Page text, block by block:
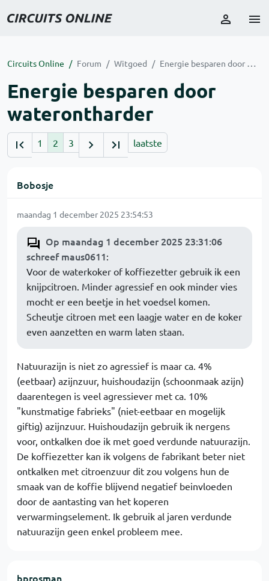
Circuits Online Forum Witgoed Energie besparen door waterontharder
Energie besparen door
waterontharder
1 2 3 laatste
Bobosje
maandag 1 december 2025 23:54:53
Op maandag 1 december 2025 23:31:06
schreef maus0611:
Voor de waterkoker of koffiezetter gebruik ik een
knijpcitroen. Minder agressief en ook minder vies
mocht er een beetje in het voedsel komen.
Scheutje citroen met een laagje water en de koker
even aanzetten en warm laten staan.
Natuurazijn is niet zo agressief is maar ca. 4%
(eetbaar) azijnzuur, huishoudazijn (schoonmaak azijn)
daarentegen is veel agressiever met ca. 10%
"kunstmatige fabrieks" (niet-eetbaar en mogelijk
giftig) azijnzuur. Huishoudazijn gebruik ik nergens
voor, ontkalken doe ik met goed verdunde natuurazijn.
De koffiezetter kan ik volgens de fabrikant beter niet
ontkalken met citroenzuur dit zou volgens hun de
smaak van de koffie blijvend negatief beinvloeden
door de aantasting van het koperen
verwarmingselement. Ik gebruik al jaren verdunde
natuurazijn geen enkel probleem mee.
bprosman